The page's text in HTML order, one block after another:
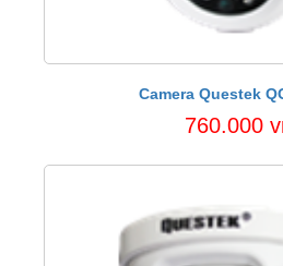
Camera Questek
760.000